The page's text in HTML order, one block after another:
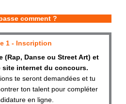
comment ?
1 - Inscription
(Rap, Danse ou Street Art) et
site internet du concours.
te seront demandées et tu
ton talent pour compléter
en ligne.